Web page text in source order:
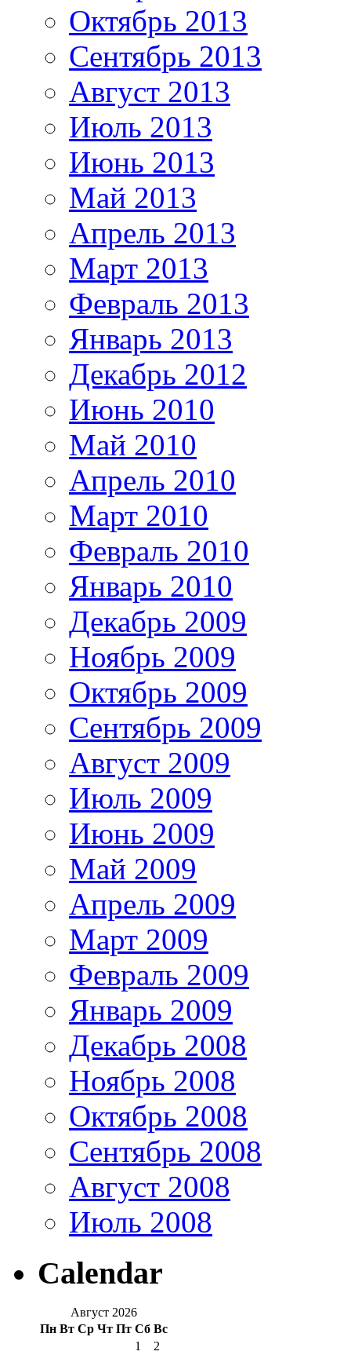
Октябрь 2013
Сентябрь 2013
Август 2013
Июль 2013
Июнь 2013
Май 2013
Апрель 2013
Март 2013
Февраль 2013
Январь 2013
Декабрь 2012
Июнь 2010
Май 2010
Апрель 2010
Март 2010
Февраль 2010
Январь 2010
Декабрь 2009
Ноябрь 2009
Октябрь 2009
Сентябрь 2009
Август 2009
Июль 2009
Июнь 2009
Май 2009
Апрель 2009
Март 2009
Февраль 2009
Январь 2009
Декабрь 2008
Ноябрь 2008
Октябрь 2008
Сентябрь 2008
Август 2008
Июль 2008
Calendar
Август 2026
Пн Вт Ср Чт Пт Сб Вс
1
2